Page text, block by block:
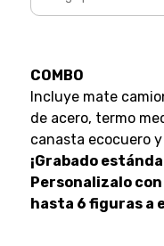
COMBO
Incluye mate
de acero, termo
canasta ecocuero
¡Grabado
Personalizalo
hasta 6 figuras a